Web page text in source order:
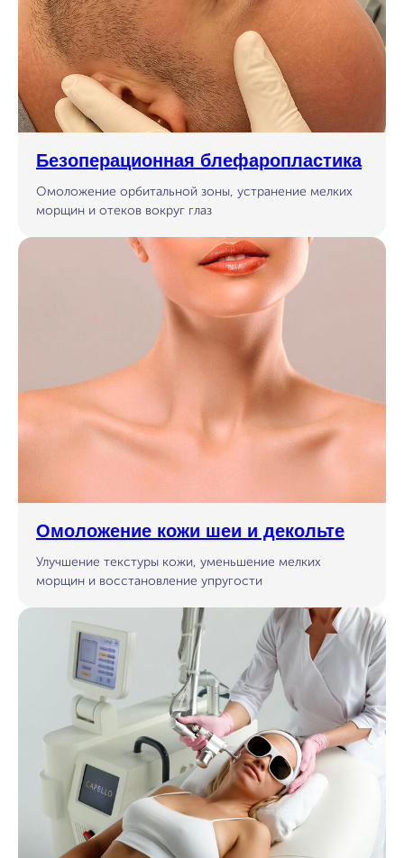
Безоперационная блефаропластика
Омоложение орбитальной зоны, устранение мелких
морщин и отеков вокруг глаз
Омоложение кожи шеи и декольте
Улучшение текстуры кожи, уменьшение мелких
морщин и восстановление упругости